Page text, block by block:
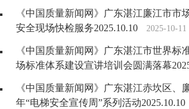
《中国质量新闻网》广东湛江廉江市市
安全现场快检服务2025.10.10
2025-10-11
《中国质量新闻网》广东湛江市世界标
场标准体系建设宣讲培训会圆满落幕
《中国质量新闻网》广东湛江赤坎区、
年“电梯安全宣传周”系列活动2025.10.10